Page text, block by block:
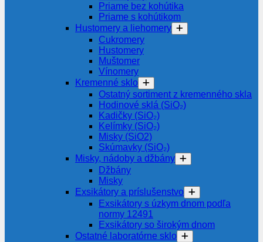
Priame bez kohútika
Priame s kohútikom
Hustomery a liehomery
Cukromery
Hustomery
Muštomer
Vínomery
Kremenné sklo
Ostatný sortiment z kremenného skla
Hodinové sklá (SiO₂)
Kadičky (SiO₂)
Kelímky (SiO₂)
Misky (SiO2)
Skúmavky (SiO₂)
Misky, nádoby a džbány
Džbány
Misky
Exsikátory a príslušenstvo
Exsikátory s úzkym dnom podľa
normy 12491
Exsikátory so širokým dnom
Ostatné laboratórne sklo